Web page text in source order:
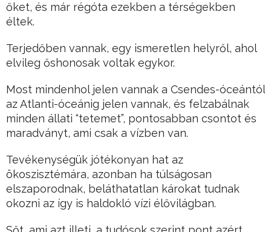
őket, és már régóta ezekben a térségekben
éltek.
Terjedőben vannak, egy ismeretlen helyről, ahol
elvileg őshonosak voltak egykor.
Most mindenhol jelen vannak a Csendes-óceántól
az Atlanti-óceánig jelen vannak, és felzabálnak
minden állati “tetemet”, pontosabban csontot és
maradványt, ami csak a vízben van.
Tevékenységük jótékonyan hat az
ökoszisztémára, azonban ha túlságosan
elszaporodnak, beláthatatlan károkat tudnak
okozni az így is haldokló vízi élővilágban.